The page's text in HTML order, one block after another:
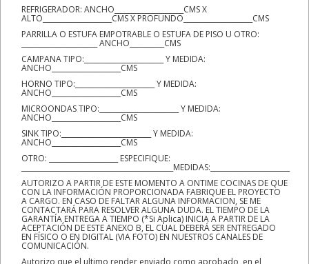
REFRIGERADOR: ANCHO____________________CMS X
ALTO____________________CMS X PROFUNDO____________________CMS
PARRILLA O ESTUFA EMPOTRABLE O ESTUFA DE PISO U OTRO:
______________________ ANCHO__________CMS
CAMPANA TIPO:_______________________ Y MEDIDA:
ANCHO____________________CMS
HORNO TIPO:_______________________ Y MEDIDA:
ANCHO____________________CMS
MICROONDAS TIPO:_______________________ Y MEDIDA:
ANCHO____________________CMS
SINK TIPO:__________________________ Y MEDIDA:
ANCHO____________________CMS
OTRO: ____________________ ESPECIFIQUE:
____________________________________________MEDIDAS:_______________________
AUTORIZO A PARTIR DE ESTE MOMENTO A ONTIME COCINAS DE QUE
CON LA INFORMACIÓN PROPORCIONADA FABRIQUE EL PROYECTO
A CARGO. EN CASO DE FALTAR ALGUNA INFORMACION, SE ME
CONTACTARÁ PARA RESOLVER ALGUNA DUDA. EL TIEMPO DE LA
GARANTÍA ENTREGA A TIEMPO (*Si Aplica) INICIA A PARTIR DE LA
ACEPTACIÓN DE ESTE ANEXO B, EL CUAL DEBERÁ SER ENTREGADO
EN FÍSICO O EN DIGITAL (VIA FOTO) EN NUESTROS CANALES DE
COMUNICACIÓN.
Autorizo que el ultimo render enviado como aprobado, en el